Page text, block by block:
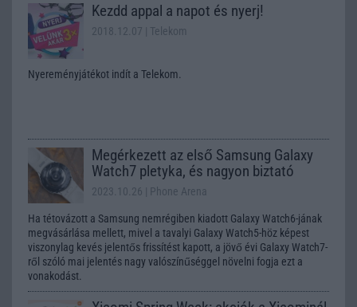
Kezdd appal a napot és nyerj!
2018.12.07 | Telekom
Nyereményjátékot indít a Telekom.
Megérkezett az első Samsung Galaxy
Watch7 pletyka, és nagyon biztató
2023.10.26 | Phone Arena
Ha tétovázott a Samsung nemrégiben kiadott Galaxy Watch6-jának
megvásárlása mellett, mivel a tavalyi Galaxy Watch5-höz képest
viszonylag kevés jelentős frissítést kapott, a jövő évi Galaxy Watch7-
ről szóló mai jelentés nagy valószínűséggel növelni fogja ezt a
vonakodást.